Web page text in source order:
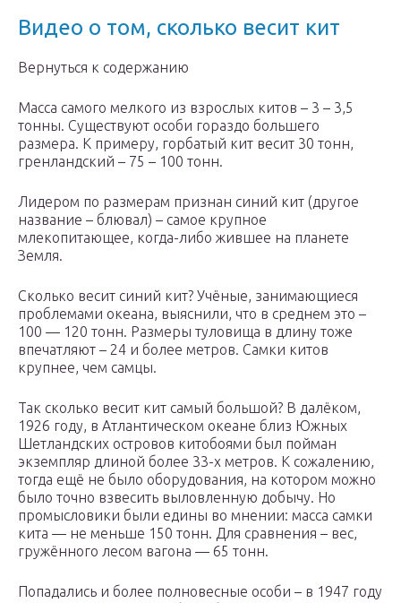
Видео о том, сколько весит кит
Вернуться к содержанию
Масса самого мелкого из взрослых китов – 3 – 3,5
тонны. Существуют особи гораздо большего
размера. К примеру, горбатый кит весит 30 тонн,
гренландский – 75 – 100 тонн.
Лидером по размерам признан синий кит (другое
название – блювал) – самое крупное
млекопитающее, когда-либо жившее на планете
Земля.
Сколько весит синий кит? Учёные, занимающиеся
проблемами океана, выяснили, что в среднем это –
100 — 120 тонн. Размеры туловища в длину тоже
впечатляют – 24 и более метров. Самки китов
крупнее, чем самцы.
Так сколько весит кит самый большой? В далёком,
1926 году, в Атлантическом океане близ Южных
Шетландских островов китобоями был пойман
экземпляр длиной более 33-х метров. К сожалению,
тогда ещё не было оборудования, на котором можно
было точно взвесить выловленную добычу. Но
промысловики были едины во мнении: масса самки
кита — не меньше 150 тонн. Для сравнения – вес,
гружённого лесом вагона — 65 тонн.
Попадались и более полновесные особи – в 1947 году